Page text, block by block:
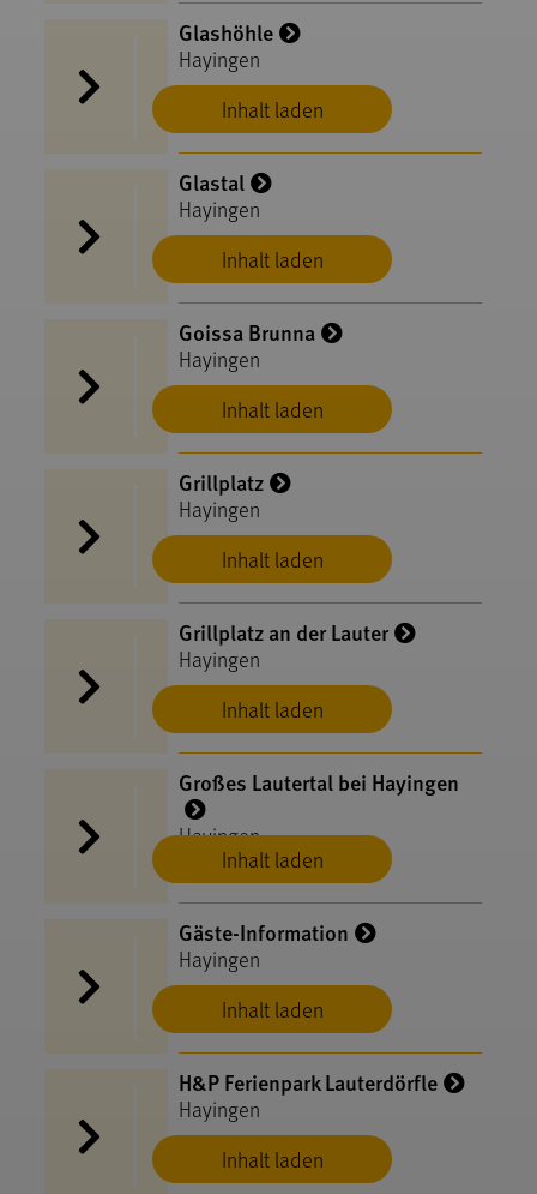
Inhalt laden
Glashöhle
Hayingen
Inhalt laden
Glastal
Hayingen
Inhalt laden
Goissa Brunna
Hayingen
Inhalt laden
Grillplatz
Hayingen
Inhalt laden
Grillplatz an der Lauter
Hayingen
Inhalt laden
Großes Lautertal bei Hayingen
Hayingen
Inhalt laden
Gäste-Information
Hayingen
Inhalt laden
H&P Ferienpark Lauterdörfle
Hayingen